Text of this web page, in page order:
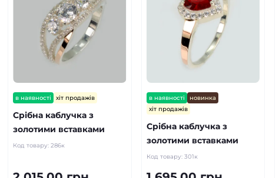
в наявності хіт продажів
Срібна каблучка з
золотими вставками
Код товару:286к
в наявності
новинка
хіт продажів
Срібна каблучка з
золотими вставками
Код товару: 301к